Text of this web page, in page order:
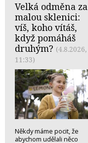
Velká odměna za
malou sklenici:
víš, koho vítáš,
když pomáháš
druhým? (4.8.2026,
11:33)
Někdy máme pocit, že
abychom udělali něco